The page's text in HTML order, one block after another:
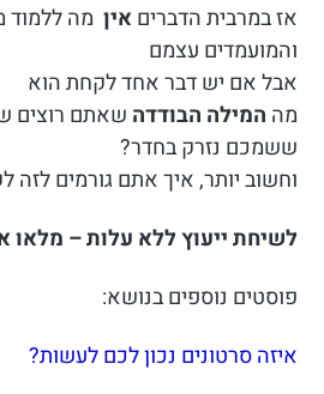
אז במרבית הדבריםאין מה ללמוד
והמועמדים עצמם
אבל אם יש דבר אחד לקחת הוא
מה המילה הבודדה שאתם רוצים
ששמכם נזרק בחדר?
וחשוב יותר, איך אתם גורמים לזה
לשיחת ייעוץ ללא עלות – מלאו
פוסטים נוספים בנושא:
איזה סרטונים נכון לכם לעשות?